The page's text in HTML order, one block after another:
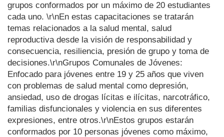
grupos conformados por un máximo de 20 estudiantes
cada uno. \r\nEn estas capacitaciones se tratarán
temas relacionados a la salud mental, salud
reproductiva desde la visión de responsabilidad y
consecuencia, resiliencia, presión de grupo y toma de
decisiones.\r\nGrupos Comunales de Jóvenes:
Enfocado para jóvenes entre 19 y 25 años que viven
con problemas de salud mental como depresión,
ansiedad, uso de drogas lícitas e ilícitas, narcotráfico,
familias disfuncionales y violencia en sus diferentes
expresiones, entre otros.\r\nEstos grupos estarán
conformados por 10 personas jóvenes como máximo,